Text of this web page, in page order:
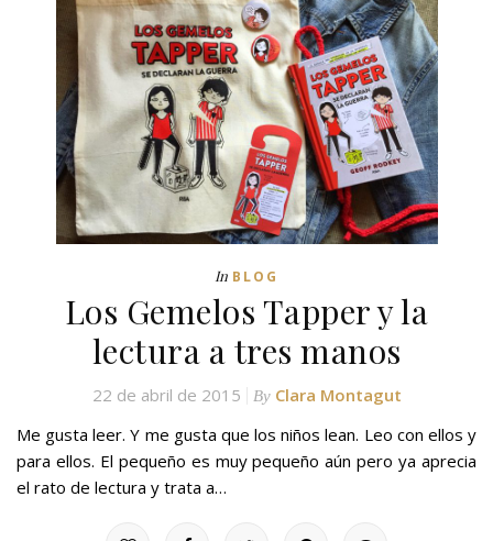
In BLOG
Los Gemelos Tapper y la
lectura a tres manos
22 de abril de 2015 By Clara Montagut
Me gusta leer. Y me gusta que los niños lean. Leo con ellos y
para ellos. El pequeño es muy pequeño aún pero ya aprecia
el rato de lectura y trata a…